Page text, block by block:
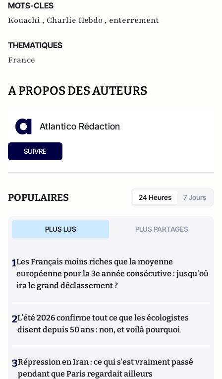
MOTS-CLES
Kouachi , Charlie Hebdo , enterrement
THEMATIQUES
France
A PROPOS DES AUTEURS
Atlantico Rédaction
SUIVRE
POPULAIRES 24 Heures 7 Jours
PLUS LUS PLUS PARTAGES
1Les Français moins riches que la moyenne
européenne pour la 3e année consécutive : jusqu'où
ira le grand déclassement ?
2L’été 2026 confirme tout ce que les écologistes
disent depuis 50 ans : non, et voilà pourquoi
3Répression en Iran : ce qui s'est vraiment passé
pendant que Paris regardait ailleurs